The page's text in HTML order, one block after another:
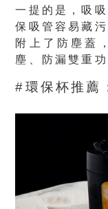
一提的是，吸
保吸管容易藏
附上了防塵蓋
塵、防漏雙重功
#環保杯推薦